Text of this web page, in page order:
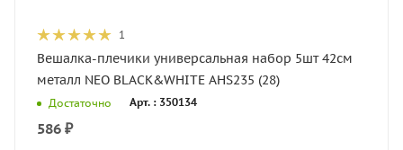
1
Вешалка-плечики универсальная набор 5шт 42см
металл NEO BLACK&WHITE AHS235 (28)
Достаточно Арт. : 350134
586 ₽